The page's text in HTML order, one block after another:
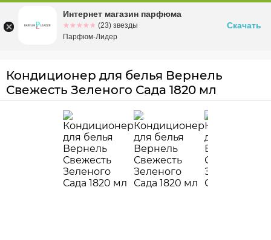
Омскул. Заозерная, 11, к. 1
Кондиционер для белья Вернель
Свежесть Зеленого Сада 1820 мл
Интернет магазин парфюма
☆☆☆☆☆
★★★★★ (23) звезды
Парфюм-Лидер
Скачать